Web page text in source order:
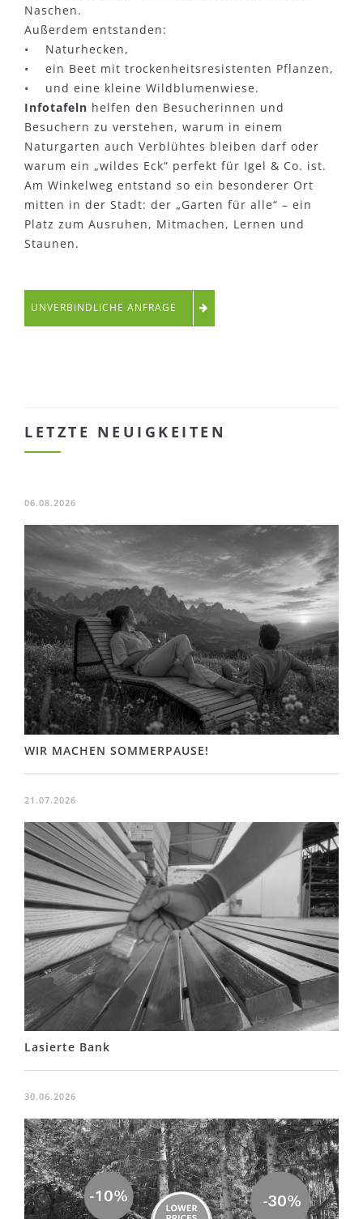
Naschen.
Außerdem entstanden:
• Naturhecken,
• ein Beet mit trockenheitsresistenten Pflanzen,
• und eine kleine Wildblumenwiese.
Infotafeln helfen den Besucherinnen und
Besuchern zu verstehen, warum in einem
Naturgarten auch Verblühtes bleiben darf oder
warum ein „wildes Eck“ perfekt für Igel & Co. ist.
Am Winkelweg entstand so ein besonderer Ort
mitten in der Stadt: der „Garten für alle“ – ein
Platz zum Ausruhen, Mitmachen, Lernen und
Staunen.
UNVERBINDLICHE ANFRAGE
LETZTE NEUIGKEITEN
06.08.2026
WIR MACHEN SOMMERPAUSE!
21.07.2026
Lasierte Bank
30.06.2026